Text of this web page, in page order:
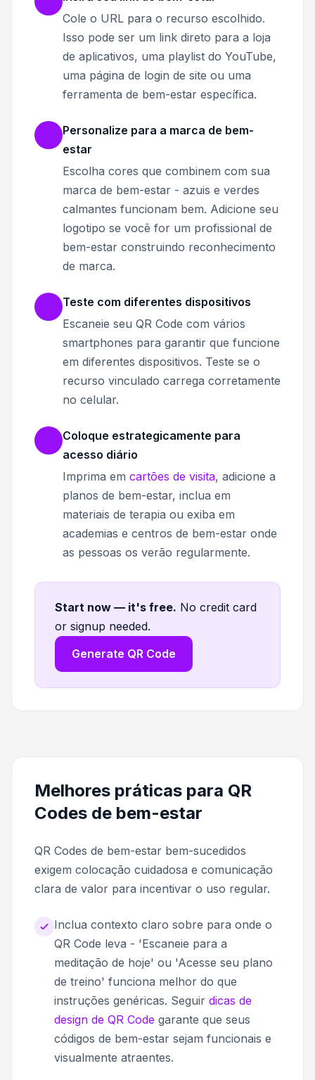
Cole o URL para o recurso escolhido.
Isso pode ser um link direto para a loja
de aplicativos, uma playlist do YouTube,
uma página de login de site ou uma
ferramenta de bem-estar específica.
Personalize para a marca de bem-
estar
Escolha cores que combinem com sua
marca de bem-estar - azuis e verdes
calmantes funcionam bem. Adicione seu
logotipo se você for um profissional de
bem-estar construindo reconhecimento
de marca.
Teste com diferentes dispositivos
Escaneie seu QR Code com vários
smartphones para garantir que funcione
em diferentes dispositivos. Teste se o
recurso vinculado carrega corretamente
no celular.
Coloque estrategicamente para
acesso diário
Imprima em cartões de visita, adicione a
planos de bem-estar, inclua em
materiais de terapia ou exiba em
academias e centros de bem-estar onde
as pessoas os verão regularmente.
Start now — it's free. No credit card
or signup needed.
Generate QR Code
Melhores práticas para QR
Codes de bem-estar
QR Codes de bem-estar bem-sucedidos
exigem colocação cuidadosa e comunicação
clara de valor para incentivar o uso regular.
Inclua contexto claro sobre para onde o
QR Code leva - 'Escaneie para a
meditação de hoje' ou 'Acesse seu plano
de treino' funciona melhor do que
instruções genéricas. Seguir dicas de
design de QR Code garante que seus
códigos de bem-estar sejam funcionais e
visualmente atraentes.